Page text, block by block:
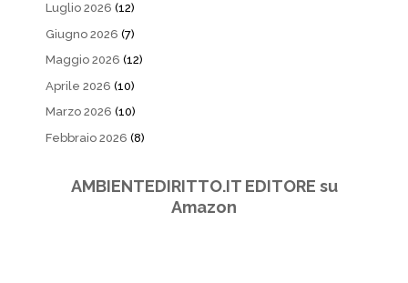
Luglio 2026 (12)
Giugno 2026 (7)
Maggio 2026 (12)
Aprile 2026 (10)
Marzo 2026 (10)
Febbraio 2026 (8)
AMBIENTEDIRITTO.IT EDITORE su
Amazon